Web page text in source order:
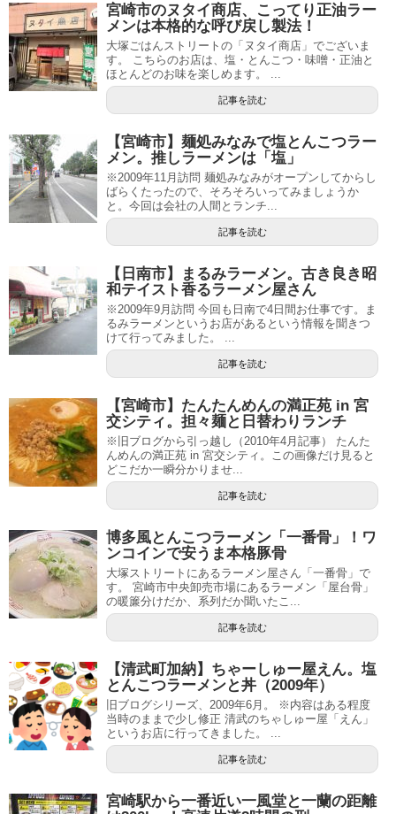
宮崎市のヌタイ商店、こってり正油ラー
メンは本格的な呼び戻し製法！
大塚ごはんストリートの「ヌタイ商店」でございま
す。 こちらのお店は、塩・とんこつ・味噌・正油と
ほとんどのお味を楽しめます。 ...
記事を読む
【宮崎市】麺処みなみで塩とんこつラー
メン。推しラーメンは「塩」
※2009年11月訪問 麺処みなみがオープンしてからし
ばらくたったので、そろそろいってみましょうか
と。今回は会社の人間とランチ...
記事を読む
【日南市】まるみラーメン。古き良き昭
和テイスト香るラーメン屋さん
※2009年9月訪問 今回も日南で4日間お仕事です。ま
るみラーメンというお店があるという情報を聞きつ
けて行ってみました。 ...
記事を読む
【宮崎市】たんたんめんの満正苑 in 宮
交シティ。担々麺と日替わりランチ
※旧ブログから引っ越し（2010年4月記事） たんた
んめんの満正苑 in 宮交シティ。この画像だけ見ると
どこだか一瞬分かりませ...
記事を読む
博多風とんこつラーメン「一番骨」！ワ
ンコインで安うま本格豚骨
大塚ストリートにあるラーメン屋さん「一番骨」で
す。 宮崎市中央卸売市場にあるラーメン「屋台骨」
の暖簾分けだか、系列だか聞いたこ...
記事を読む
【清武町加納】ちゃーしゅー屋えん。塩
とんこつラーメンと丼（2009年）
旧ブログシリーズ、2009年6月。 ※内容はある程度
当時のままで少し修正 清武のちゃしゅー屋「えん」
というお店に行ってきました。 ...
記事を読む
宮崎駅から一番近い一風堂と一蘭の距離